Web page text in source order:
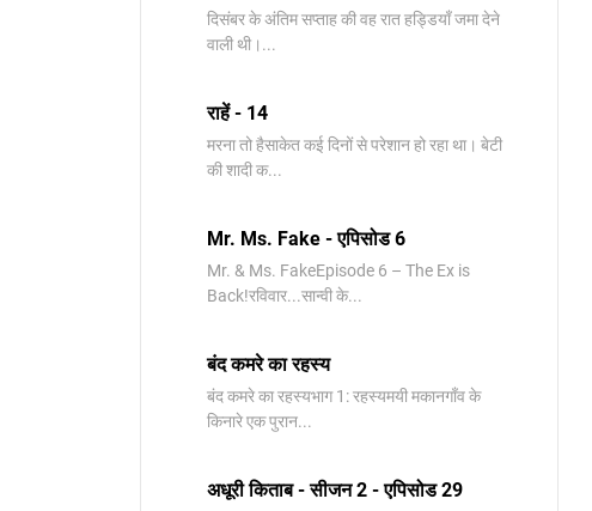
दिसंबर के अंतिम सप्ताह की वह रात हड्डियाँ जमा देने
वाली थी।...
राहें - 14
मरना तो हैसाकेत कई दिनों से परेशान हो रहा था। बेटी
की शादी क...
Mr. Ms. Fake - एपिसोड 6
Mr. & Ms. FakeEpisode 6 – The Ex is
Back!रविवार...सान्वी के...
बंद कमरे का रहस्य
बंद कमरे का रहस्यभाग 1: रहस्यमयी मकानगाँव के
किनारे एक पुरान...
अधूरी किताब - सीजन 2 - एपिसोड 29